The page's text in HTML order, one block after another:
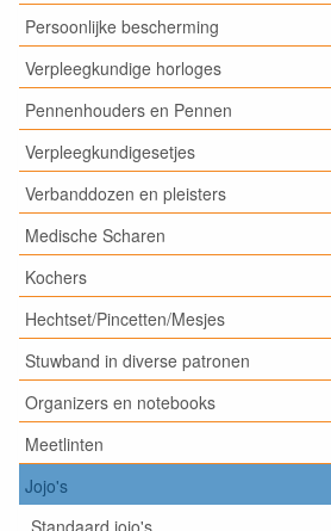
Persoonlijke bescherming
Verpleegkundige horloges
Pennenhouders en Pennen
Verpleegkundigesetjes
Verbanddozen en pleisters
Medische Scharen
Kochers
Hechtset/Pincetten/Mesjes
Stuwband in diverse patronen
Organizers en notebooks
Meetlinten
Jojo's
Standaard jojo's